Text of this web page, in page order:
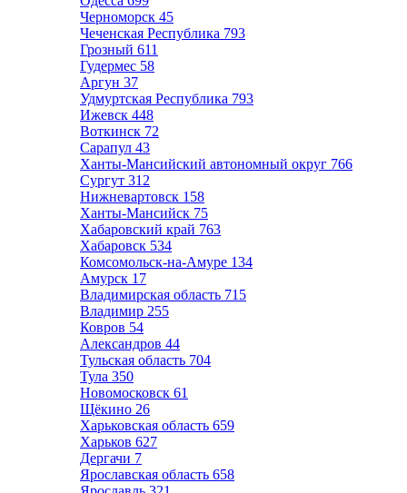
Черноморск 45
Чеченская Республика 793
Грозный 611
Гудермес 58
Аргун 37
Удмуртская Республика 793
Ижевск 448
Воткинск 72
Сарапул 43
Ханты-Мансийский автономный округ 766
Сургут 312
Нижневартовск 158
Ханты-Мансийск 75
Хабаровский край 763
Хабаровск 534
Комсомольск-на-Амуре 134
Амурск 17
Владимирская область 715
Владимир 255
Ковров 54
Александров 44
Тульская область 704
Тула 350
Новомосковск 61
Щёкино 26
Харьковская область 659
Харьков 627
Дергачи 7
Ярославская область 658